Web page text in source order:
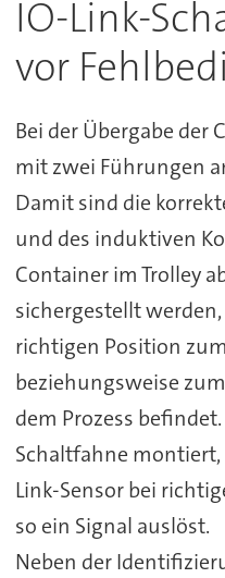
IO-Link-
vor
Bei der Übergabe der
mit zwei Führungen
Damit sind die
und des induktiven
Container im Trolley
sichergestellt
richtigen Position
beziehungsweise
dem Prozess
Schaltfahne montiert,
Link-Sensor bei
so ein Signal auslöst.
Neben der